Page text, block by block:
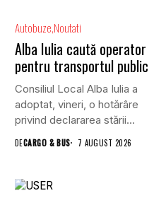
Autobuze Noutati
Alba Iulia caută operator
pentru transportul public
Consiliul Local Alba Iulia a
adoptat, vineri, o hotărâre
privind declararea stării...
DECARGO & BUS 7 AUGUST 2026